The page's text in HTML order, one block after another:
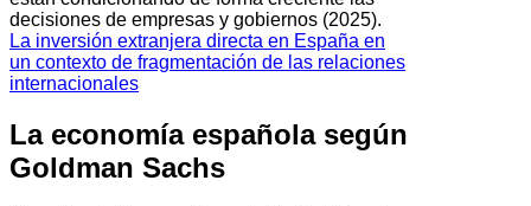
decisiones de empresas y gobiernos (2025).
La inversión extranjera directa en España en
un contexto de fragmentación de las relaciones
internacionales
La economía española según
Goldman Sachs